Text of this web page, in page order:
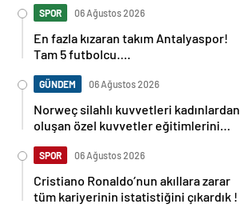
SPOR 06 Ağustos 2026
En fazla kızaran takım Antalyaspor!
Tam 5 futbolcu….
GÜNDEM 06 Ağustos 2026
Norweç silahlı kuvvetleri kadınlardan
oluşan özel kuvvetler eğitimlerini
SPOR 06 Ağustos 2026
Cristiano Ronaldo’nun akıllara zarar
tüm kariyerinin istatistiğini çıkardık !